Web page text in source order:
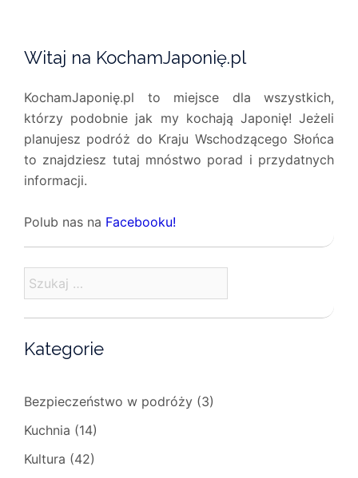
Witaj na KochamJaponię.pl
KochamJaponię.pl to miejsce dla wszystkich,
którzy podobnie jak my kochają Japonię! Jeżeli
planujesz podróż do Kraju Wschodzącego Słońca
to znajdziesz tutaj mnóstwo porad i przydatnych
informacji.
Polub nas na Facebooku!
Szukaj:
Kategorie
Bezpieczeństwo w podróży (3)
Kuchnia (14)
Kultura (42)